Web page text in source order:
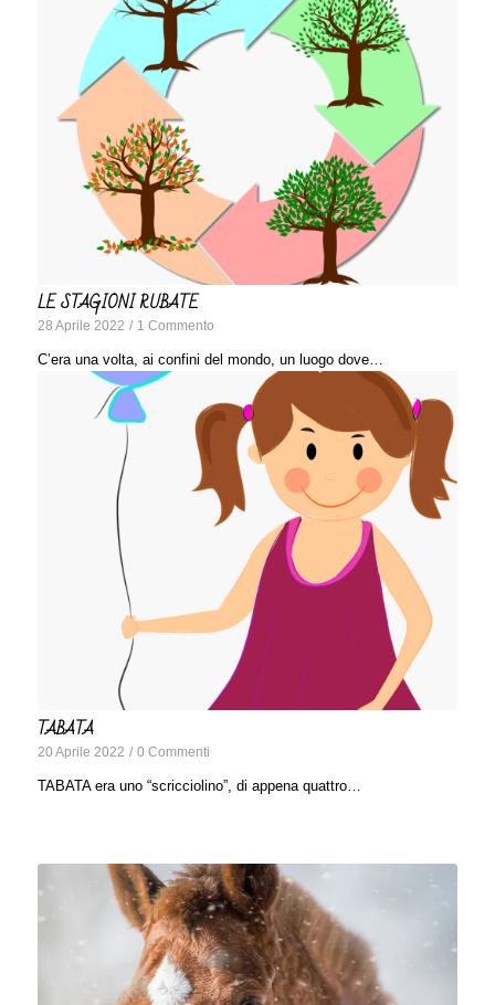
LE STAGIONI RUBATE
28 Aprile 2022 / 1 Commento
C’era una volta, ai confini del mondo, un luogo dove…
TABATA
20 Aprile 2022 / 0 Commenti
TABATA era uno “scricciolino”, di appena quattro…